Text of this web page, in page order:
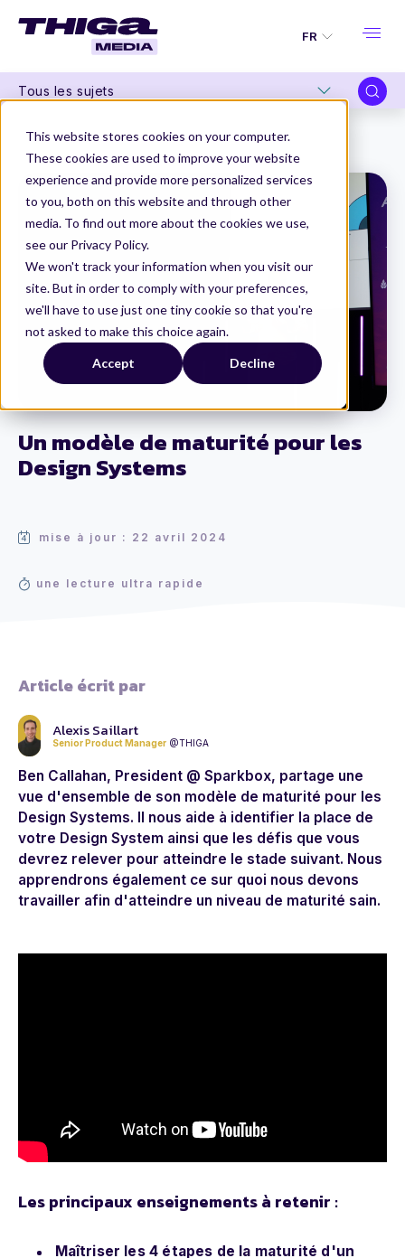
This website stores cookies on your computer.
These cookies are used to improve your website
experience and provide more personalized services
to you, both on this website and through other
media. To find out more about the cookies we use,
see our Privacy Policy.
We won't track your information when you visit our
site. But in order to comply with your preferences,
we'll have to use just one tiny cookie so that you're
not asked to make this choice again.
Accept Decline
FR
Tous les sujets
Un modèle de maturité pour les
Design Systems
mise à jour : 22 avril 2024
une lecture ultra rapide
Thiga Media
Product Design
Article écrit par
Alexis Saillart
Senior Product Manager @THIGA
Ben Callahan, President @ Sparkbox, partage une
vue d'ensemble de son modèle de maturité pour les
Design Systems. Il nous aide à identifier la place de
votre Design System ainsi que les défis que vous
devrez relever pour atteindre le stade suivant. Nous
apprendrons également ce sur quoi nous devons
travailler afin d'atteindre un niveau de maturité sain.
Les principaux enseignements à retenir :
Maîtriser les 4 étapes de la maturité d'un